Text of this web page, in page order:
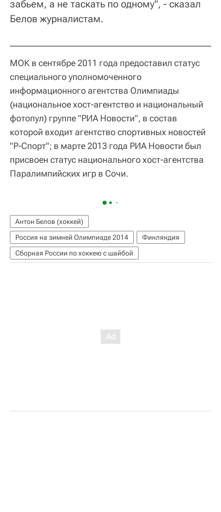
забьем, а не таскать по одному", - сказал
Белов журналистам.
МОК в сентябре 2011 года предоставил статус
специального уполномоченного
информационного агентства Олимпиады
(национальное хост-агентство и национальный
фотопул) группе "РИА Новости", в состав
которой входит агентство спортивных новостей
"Р-Спорт"; в марте 2013 года РИА Новости был
присвоен статус национального хост-агентства
Паралимпийских игр в Сочи.
Антон Белов (хоккей)
Россия на зимней Олимпиаде 2014
Финляндия
Сборная России по хоккею с шайбой